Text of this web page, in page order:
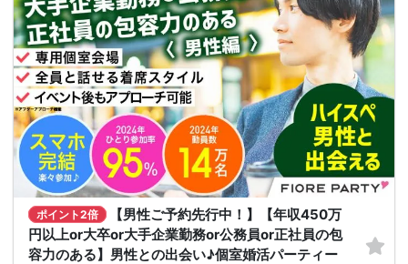
ポイント2倍
【男性ご予約先行中！】【年収450万
円以上or大卒or大手企業勤務or公務員or正社員の包
容力のある】男性との出会い♪個室婚活パーティー